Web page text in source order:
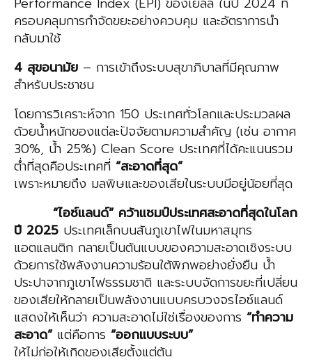
ครอบคลุมการกำจัดขยะอย่างควบคุม และอัตราการนำ
กลับมาใช้
4 สุขอนามัย – การเข้าถึงระบบสุขาภิบาลที่มีคุณภาพ
สำหรับประชาชน
โดยการวิเคราะห์จาก 150 ประเทศทั่วโลกและประมวลผล
ด้วยน้ำหนักของแต่ละปัจจัยตามความสำคัญ (เช่น อากาศ
30%, น้ำ 25%) Clean Score ประเทศที่ได้คะแนนรวม
ต่ำที่สุดคือประเทศที่ “สะอาดที่สุด”
เพราะหมายถึง มลพิษและของเสียในระบบมีอยู่น้อยที่สุด
“ไอซ์แลนด์” คว้าแชมป์ประเทศสะอาดที่สุดในโลก
ปี 2025 ประเทศเล็กบนสันภูเขาไฟในมหาสมุทร
แอตแลนติก กลายเป็นต้นแบบของความสะอาดเชิงระบบ
ด้วยการใช้พลังงานความร้อนใต้พิภพอย่างยั่งยืน น้ำ
ประปาจากภูเขาไฟธรรมชาติ และระบบจัดการขยะที่เปลี่ยน
ของเสียให้กลายเป็นพลังงานแบบครบวงจรไอซ์แลนด์
แสดงให้เห็นว่า ความสะอาดไม่ใช่เรื่องของการ “ทำความ
สะอาด” แต่คือการ “ออกแบบระบบ”
ให้ไม่ก่อให้เกิดของเสียตั้งแต่ต้น